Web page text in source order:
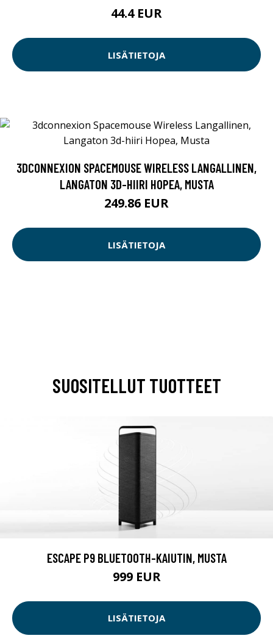
44.4 EUR
LISÄTIETOJA
3DCONNEXION SPACEMOUSE WIRELESS LANGALLINEN,
LANGATON 3D-HIIRI HOPEA, MUSTA
249.86 EUR
LISÄTIETOJA
SUOSITELLUT TUOTTEET
ESCAPE P9 BLUETOOTH-KAIUTIN, MUSTA
999 EUR
LISÄTIETOJA